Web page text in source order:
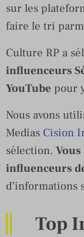
sur les
faire le tri
Culture RP a
influenceurs
YouTube pour
Nous avons
Medias Cision
sélection.
influenceurs
d’informations
Top